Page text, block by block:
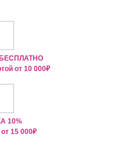
от 10 000₽
10%
15 000₽